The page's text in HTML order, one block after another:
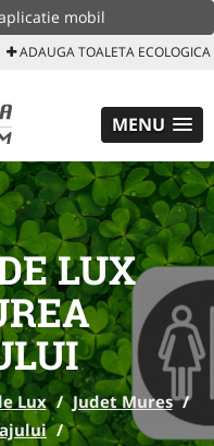
mobil
ADAUGA TOALETA ECOLOGICA
MENU
LUX
Lux / Judet Mures /
/